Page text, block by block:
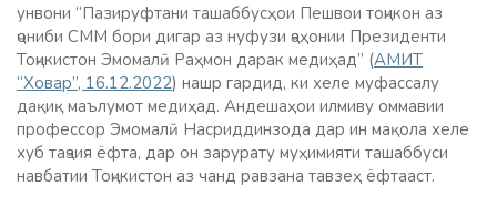
унвони “Пазируфтани ташаббусҳои Пешвои тоҷикон аз
ҷониби СММ бори дигар аз нуфузи ҷаҳонии Президенти
Тоҷикистон Эмомалӣ Раҳмон дарак медиҳад” (АМИТ
“Ховар”, 16.12.2022) нашр гардид, ки хеле муфассалу
дақиқ маълумот медиҳад. Андешаҳои илмиву оммавии
профессор Эмомалӣ Насриддинзода дар ин мақола хеле
хуб таҷзия ёфта, дар он зарурату муҳимияти ташаббуси
навбатии Тоҷикистон аз чанд равзана тавзеҳ ёфтааст.